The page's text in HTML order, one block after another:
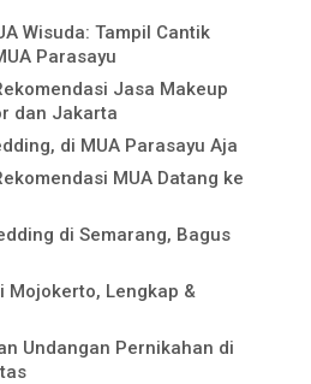
Wisuda: Tampil Cantik
Parasayu
Jasa Makeup
dan Jakarta
di MUA Parasayu Aja
MUA Datang ke
di Semarang, Bagus
Mojokerto, Lengkap &
Undangan Pernikahan di